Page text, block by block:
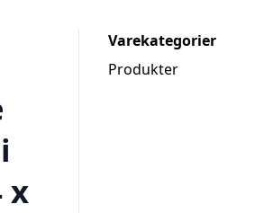
x
Varekategorier
Produkter